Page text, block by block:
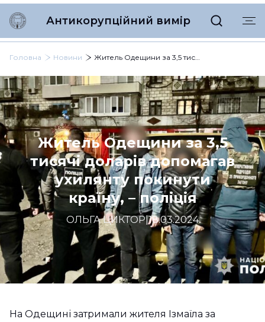
Антикорупційний вимір
Головна Новини Житель Одещини за 3,5 тисячі доларів допомагав ухилянту покинути країну, – поліція
Житель Одещини за 3,5
тисячі доларів допомагав
ухилянту покинути
країну, – поліція
ОЛЬГА ЦИКТОР|18.03.2024
На Одещині затримали жителя Ізмаїла за